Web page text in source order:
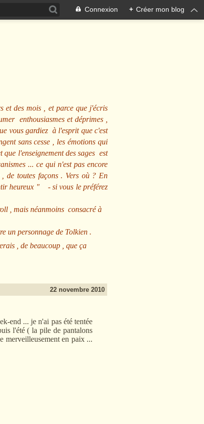
Connexion + Créer mon blog
et des mois , et parce que j'écris
enthousiasmes et déprimes ,
vous gardiez à l'esprit que c'est
sans cesse , les émotions qui
l'enseignement des sages est
... ce qui n'est pas encore
de toutes façons . Vers où ? En
heureux " - si vous le préférez
, mais néanmoins consacré à
un personnage de Tolkien .
, de beaucoup , que ça
22 novembre 2010
end ... je n'ai pas été tentée
l'été ( la pile de pantalons
merveilleusement en paix ...